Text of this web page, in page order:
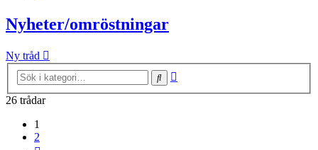
Nyheter/omröstningar
Ny tråd
Sök
26 trådar
1
2